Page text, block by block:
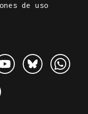
de uso